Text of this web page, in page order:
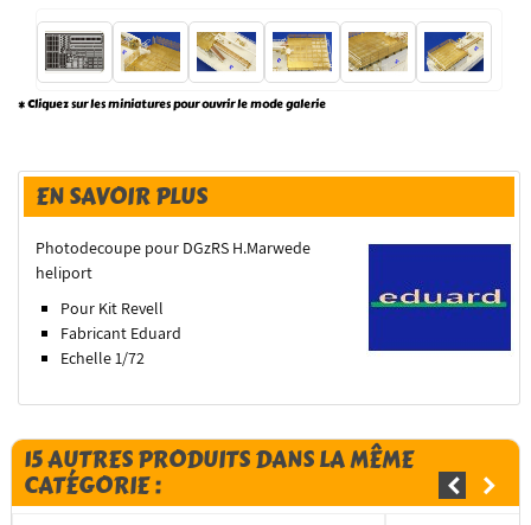
* Cliquez sur les miniatures pour ouvrir le mode galerie
EN SAVOIR PLUS
Photodecoupe pour DGzRS H.Marwede
heliport
Pour Kit Revell
Fabricant Eduard
Echelle 1/72
15 AUTRES PRODUITS DANS LA MÊME
CATÉGORIE :